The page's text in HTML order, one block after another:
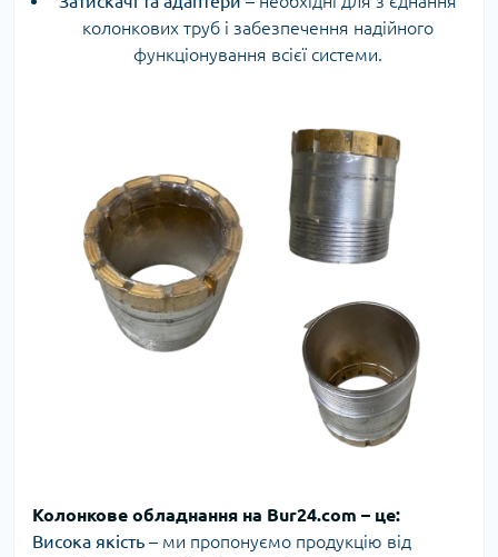
колонкових труб і забезпечення надійного
функціонування всієї системи.
Колонкове обладнання на Bur24.com – це:
Висока якість – ми пропонуємо продукцію від